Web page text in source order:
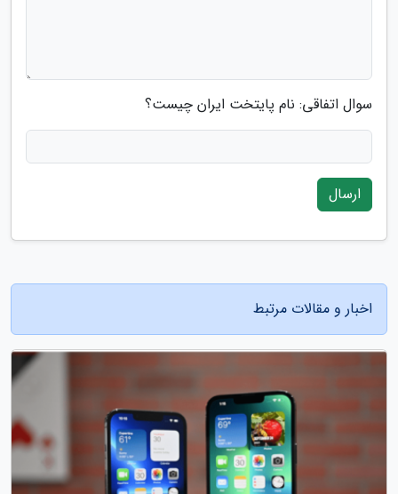
سوال اتفاقی: نام پایتخت ایران چیست؟
ارسال
اخبار و مقالات مرتبط